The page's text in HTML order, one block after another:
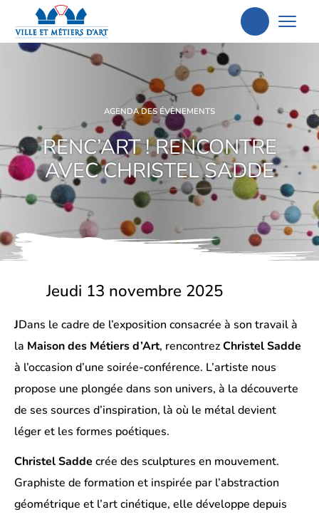
Aller
la
recherche
AGENDA DES ÉVÈNEMENTS
RENC’ART ! RENCONTRE
AVEC CHRISTEL SADDE
Jeudi 13 novembre 2025
JDans le cadre de l’exposition consacrée à son travail à
la Maison des Métiers d’Art, rencontrezChristel Sadde
à l’occasion d’une soirée-conférence. L’artiste nous
propose une plongée dans son univers, à la découverte
de ses sources d’inspiration, là où le métal devient
léger et les formes poétiques.
Christel Sadde crée des sculptures en mouvement.
Graphiste de formation et inspirée par l’abstraction
géométrique et l’art cinétique, elle développe depuis